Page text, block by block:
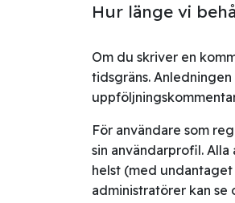
Hur länge vi
Om du skriver en
tidsgräns.
För användare som
sin användarprofil.
helst (med
administratörer kan